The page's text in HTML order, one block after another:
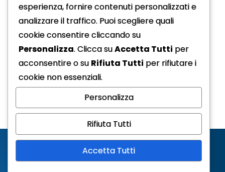
sede legale: in PIAZZA UNITA'D'ITALIA - 20060
Cassina De' Pecchi (MI)
Contattaci
Via mail a:admin@pallavolocassina.it
ASD Pallavolo Cassina C.F. 91518380158 -
Copyright © All rights reserved. Theme
esperienza, fornire contenuti personalizzati e
analizzare il traffico. Puoi scegliere quali
cookie consentire cliccando su
Personalizza. Clicca suAccetta Tutti per
acconsentire o su Rifiuta Tutti per rifiutare i
cookie non essenziali.
Personalizza
Rifiuta Tutti
Accetta Tutti